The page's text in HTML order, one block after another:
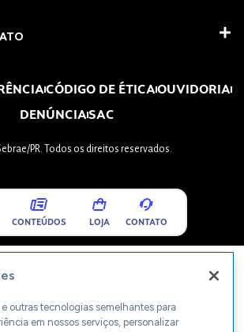
CÓDIGO DE ÉTICAOUVIDORIA
DENÚNCIASAC
PR. Todos os direitos reservados.
CONTEÚDOS LOJA CONTATO
outras tecnologias semelhantes para
em nossos serviços, personalizar